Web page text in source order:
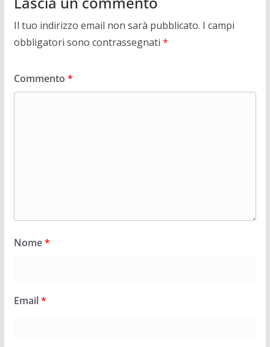
Il tuo indirizzo email non sarà pubblicato. I campi
obbligatori sono contrassegnati *
Commento *
Nome*
Email*